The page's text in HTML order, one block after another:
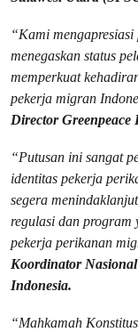
“Kami
menegaskan status
memperkuat
pekerja migran
Director Greenpeace
“Putusan ini sangat
identitas pekerja
segera
regulasi dan program
pekerja perikanan
Koordinator
Indonesia.
“Mahkamah